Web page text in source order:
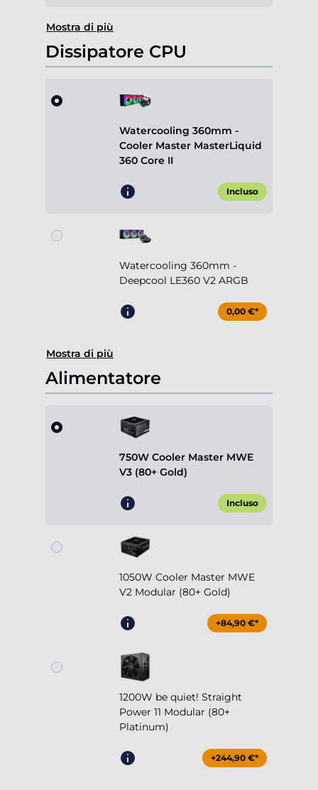
Mostra di più
Dissipatore CPU
Watercooling 360mm -
Cooler Master MasterLiquid
360 Core II
Incluso
Watercooling 360mm -
Deepcool LE360 V2 ARGB
0,00 €*
Mostra di più
Alimentatore
750W Cooler Master MWE
V3 (80+ Gold)
Incluso
1050W Cooler Master MWE
V2 Modular (80+ Gold)
+84,90 €*
1200W be quiet! Straight
Power 11 Modular (80+
Platinum)
+244,90 €*